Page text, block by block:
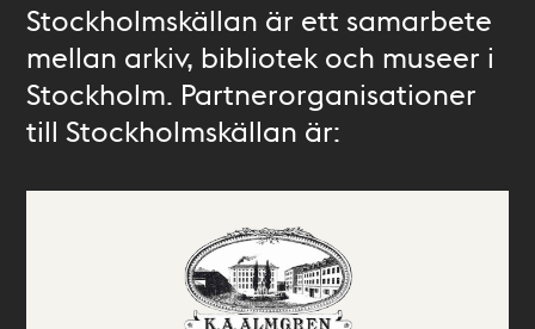
Stockholmskällan är ett samarbete
mellan arkiv, bibliotek och museer i
Stockholm. Partnerorganisationer
till Stockholmskällan är: